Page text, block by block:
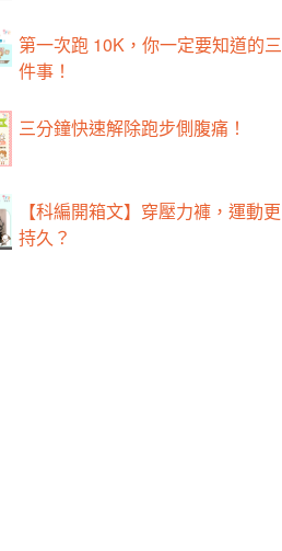
第一次跑 10K，你一定要知道的三
件事！
三分鐘快速解除跑步側腹痛！
【科編開箱文】穿壓力褲，運動更
持久？